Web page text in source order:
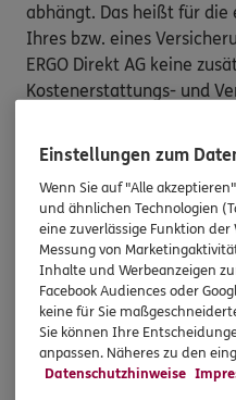
abhängt. Das heißt für
Ihres bzw. eines
ERGO Direkt AG keine
Kostenerstattungs- und
müssen von Ihnen nicht
HINWEIS
Wichtiges aus
Ich bin verpflichtet,
Person zu geben.
Einstellungen zum
Wenn Sie auf "Alle
und ähnlichen Technologien
eine zuverlässige Funktion
Messung von
Inhalte und Werbeanzeigen
Facebook Audiences oder
keine für Sie
Sie können Ihre
anpassen. Näheres zu den
Datenschutzhinweise